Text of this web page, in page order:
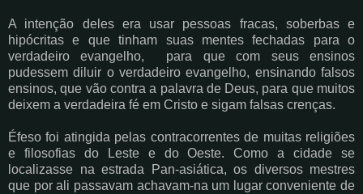
A intenção deles era usar pessoas fracas, soberbas e
hipócritas e que tinham suas mentesfechadas para o
verdadeiro evangelho, para que com seus ensinos
pudessem diluir o verdadeiro evangelho, ensinando falsos
ensinos, que vão contra a palavra de Deus, para que muitos
deixem a verdadeira fé em Cristo e sigam falsas crenças.
Éfeso foi atingida pelas contracorrentes de muitas religiões
e filosofias do Leste e do Oeste.Como a cidade se
localizasse na estrada Pan-asiática, os diversos mestres
que por ali passavam achavam-na um lugar conveniente de